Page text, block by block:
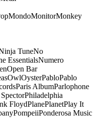
MondoMonitorMonkey
TuneNo
EssentialsNumero
Open Bar
OwlOysterPabloPablo
Paris AlbumParlophone
Philadelphia
FloydPlanePlanetPlay It
PompeiiPonderosa Music